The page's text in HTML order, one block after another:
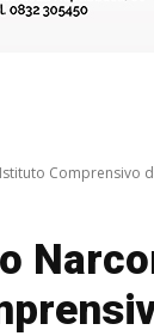
Comprensivo